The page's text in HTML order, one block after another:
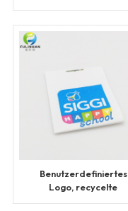
Benutzerdefiniertes
Logo, recycelte